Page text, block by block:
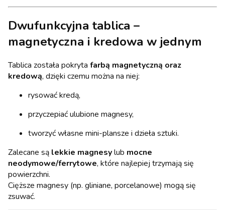
Dwufunkcyjna tablica –
magnetyczna i kredowa w jednym
Tablica została pokryta farbą magnetyczną oraz
kredową, dzięki czemu można na niej:
rysować kredą,
przyczepiać ulubione magnesy,
tworzyć własne mini-plansze i dzieła sztuki.
Zalecane są lekkie magnesylub mocne
neodymowe/ferrytowe, które najlepiej trzymają się
powierzchni.
Cięższe magnesy (np. gliniane, porcelanowe) mogą się
zsuwać.